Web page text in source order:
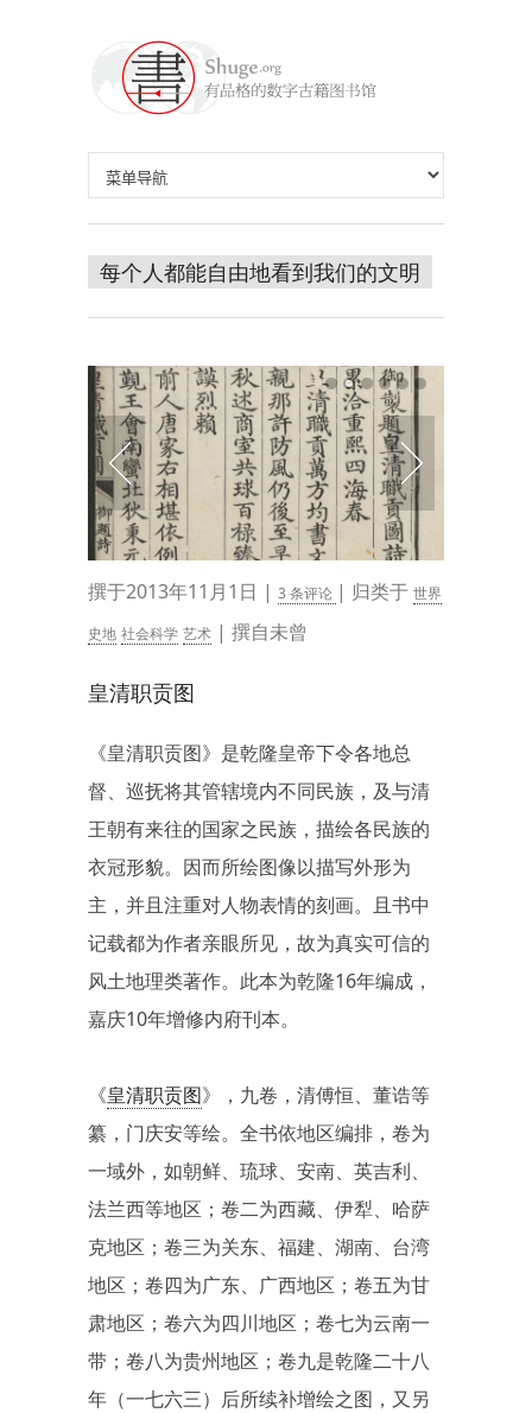
每个人都能自由地看到我们的文明
撰于2013年11月1日 | 3 条评论 | 归类于 世界
史地 社会科学 艺术 | 撰自未曾
皇清职贡图
《皇清职贡图》是乾隆皇帝下令各地总
督、巡抚将其管辖境内不同民族，及与清
王朝有来往的国家之民族，描绘各民族的
衣冠形貌。因而所绘图像以描写外形为
主，并且注重对人物表情的刻画。且书中
记载都为作者亲眼所见，故为真实可信的
风土地理类著作。此本为乾隆16年编成，
嘉庆10年增修内府刊本。
《皇清职贡图》，九卷，清傅恒、董诰等
纂，门庆安等绘。全书依地区编排，卷为
一域外，如朝鲜、琉球、安南、英吉利、
法兰西等地区；卷二为西藏、伊犁、哈萨
克地区；卷三为关东、福建、湖南、台湾
地区；卷四为广东、广西地区；卷五为甘
肃地区；卷六为四川地区；卷七为云南一
带；卷八为贵州地区；卷九是乾隆二十八
年（一七六三）后所续补增绘之图，又另